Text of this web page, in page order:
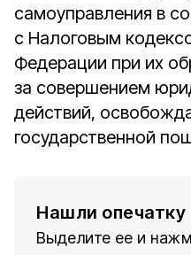
самоуправления в
с Налоговым
Федерации при их
за совершением
действий,
государственной
Нашли опечатку
Выделите ее и